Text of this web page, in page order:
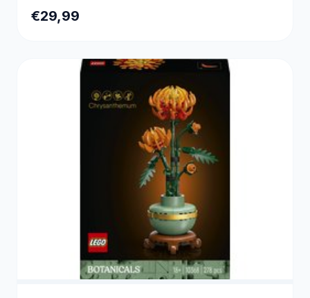
€29,99